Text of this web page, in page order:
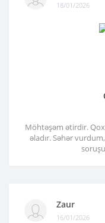
18/01/2026
Möhtəşəm ətirdir.
əladır. Səhər
Zaur
16/01/2026